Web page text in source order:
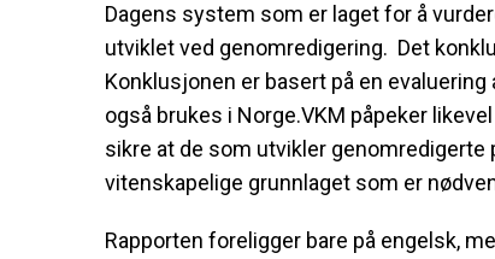
Dagens system som er laget for å
utviklet ved genomredigering. Det
Konklusjonen er basert på en
også brukes i Norge.VKM påpeker
sikre at de som utvikler
vitenskapelige grunnlaget som er
Rapporten foreligger bare på engelsk,